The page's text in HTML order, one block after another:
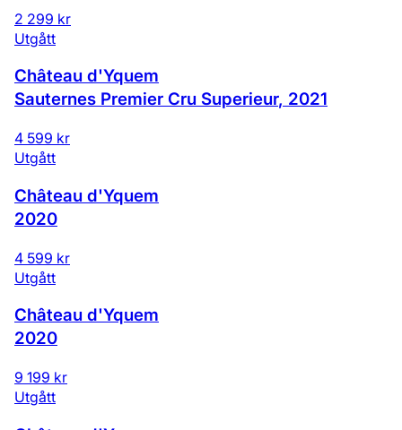
2 299 kr
Utgått
Château d'Yquem
Sauternes Premier Cru Superieur, 2021
4 599 kr
Utgått
Château d'Yquem
2020
4 599 kr
Utgått
Château d'Yquem
2020
9 199 kr
Utgått